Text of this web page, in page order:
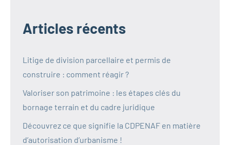
Articles récents
Litige de division parcellaire et permis de
construire : comment réagir ?
Valoriser son patrimoine : les étapes clés du
bornage terrain et du cadre juridique
Découvrez ce que signifie la CDPENAF en matière
d’autorisation d’urbanisme !